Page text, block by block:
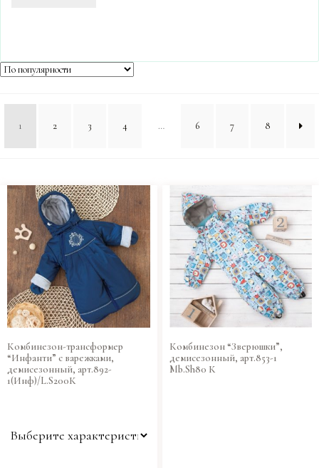
1 2 3 4 … 6 7 8
Комбинезон-трансформер
“Инфанти” с варежками,
демисезонный, арт.892-
1(Инф)/L.S200К
Цвет
Комбинезон “Зверюшки”,
демисезонный, арт.853-1
Mb.Sh80 К